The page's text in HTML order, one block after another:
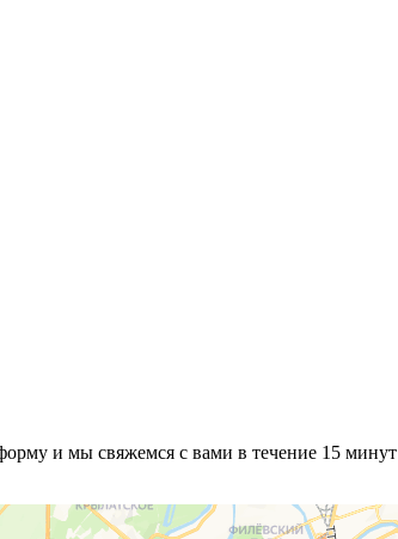
и мы свяжемся с вами в течение 15 минут